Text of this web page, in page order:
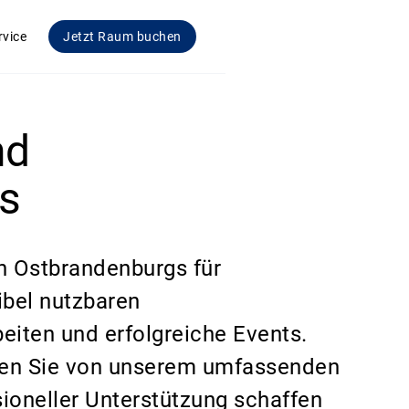
Jetzt Raum buchen
Ostbrandenburgs für
nutzbaren
und erfolgreiche Events.
Sie von unserem umfassenden
Unterstützung schaffen